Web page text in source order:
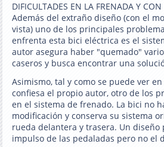
DIFICULTADES EN LA FRENADA Y CON
Además del extraño diseño (con el
vista) uno de los principales
enfrenta esta bici eléctrica es el
autor asegura haber "quemado"
caseros y busca encontrar una
Asimismo, tal y como se puede ver
confiesa el propio autor, otro de los
en el sistema de frenado. La bici no
modificación y conserva su sistema
rueda delantera y trasera. Un diseño
impulso de las pedaladas pero no el